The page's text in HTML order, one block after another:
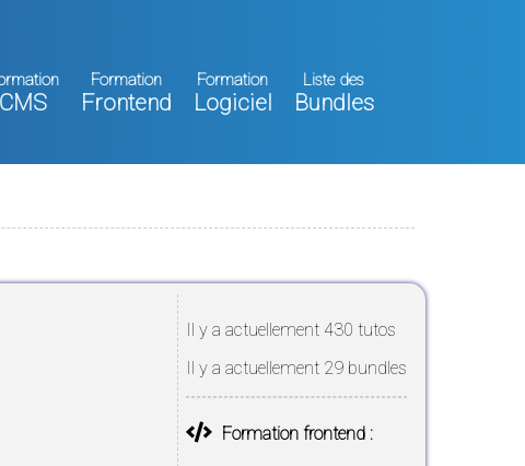
CMS
Formation
Frontend
Formation
Logiciel
Liste des
Bundles
Il y a actuellement 430 tutos
Il y a actuellement 29 bundles
Formation frontend :